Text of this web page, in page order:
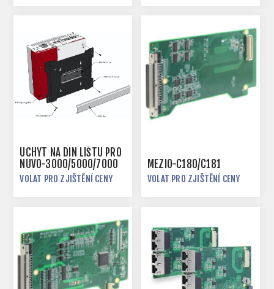
ÚCHYT NA DIN LIŠTU PRO
NUVO-3000/5000/7000
VOLAT PRO ZJIŠTĚNÍ CENY
MEZIO-C180/C181
VOLAT PRO ZJIŠTĚNÍ CENY